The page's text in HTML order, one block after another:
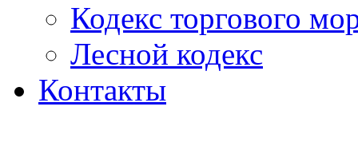
Кодекс торгового
Лесной кодекс
Контакты